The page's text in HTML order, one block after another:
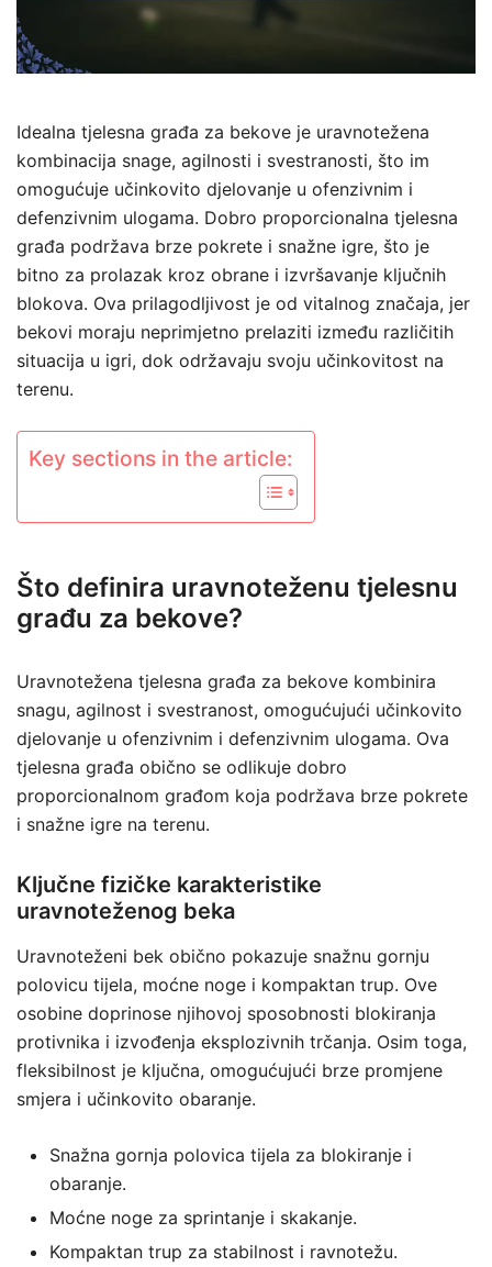
Idealna tjelesna građa za bekove je uravnotežena
kombinacija snage, agilnosti i svestranosti, što im
omogućuje učinkovito djelovanje u ofenzivnim i
defenzivnim ulogama. Dobro proporcionalna tjelesna
građa podržava brze pokrete i snažne igre, što je
bitno za prolazak kroz obrane i izvršavanje ključnih
blokova. Ova prilagodljivost je od vitalnog značaja, jer
bekovi moraju neprimjetno prelaziti između različitih
situacija u igri, dok održavaju svoju učinkovitost na
terenu.
Key sections in the article:
Što definira uravnoteženu tjelesnu
građu za bekove?
Uravnotežena tjelesna građa za bekove kombinira
snagu, agilnost i svestranost, omogućujući učinkovito
djelovanje u ofenzivnim i defenzivnim ulogama. Ova
tjelesna građa obično se odlikuje dobro
proporcionalnom građom koja podržava brze pokrete
i snažne igre na terenu.
Ključne fizičke karakteristike
uravnoteženog beka
Uravnoteženi bek obično pokazuje snažnu gornju
polovicu tijela, moćne noge i kompaktan trup. Ove
osobine doprinose njihovoj sposobnosti blokiranja
protivnika i izvođenja eksplozivnih trčanja. Osim toga,
fleksibilnost je ključna, omogućujući brze promjene
smjera i učinkovito obaranje.
Snažna gornja polovica tijela za blokiranje i
obaranje.
Moćne noge za sprintanje i skakanje.
Kompaktan trup za stabilnost i ravnotežu.